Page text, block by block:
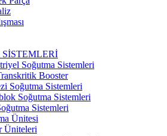
Soğutma Sistemleri
Booster
Soğutma Sistemleri
Soğutma Sistemleri
Sistemleri
Ünitesi
Üniteleri